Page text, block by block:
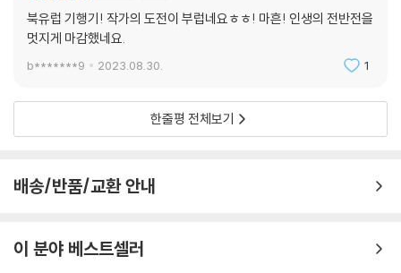
북유럽 기행기! 작가의 도전이 부럽네요ㅎㅎ! 마흔! 인생의 전반전을
멋지게 마감했네요.
b*******9 2023.08.30. 1
한줄평 전체보기
배송/반품/교환 안내
이 분야 베스트셀러